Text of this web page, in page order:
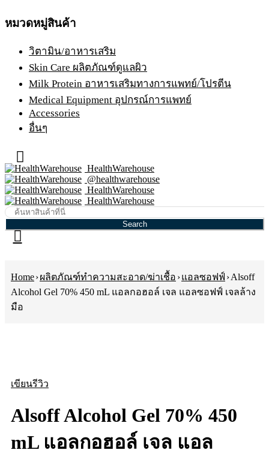
หมวดหมู่สินค้า
วิตามิน/อาหารเสริม
Skin Care ผลิตภัณฑ์ดูแลผิว
Milk Protein อาหารเสริมทางการแพทย์/โปรตีน
Medical Equipment อุปกรณ์การแพทย์
Accessories
อื่นๆ
HealthWarehouse
@healthwarehouse
HealthWarehouse
HealthWarehouse
Home›ผลิตภัณฑ์ทําความสะอาด/ฆ่าเชื้อ ›แอลซอฟฟ์ ›Alsoff
Alcohol Gel 70% 450 mL แอลกอฮอล์ เจล แอลซอฟฟ์ เจลล้าง
มือ
เขียนรีวิว
Alsoff Alcohol Gel 70% 450
mL แอลกอฮอล์ เจล แอล